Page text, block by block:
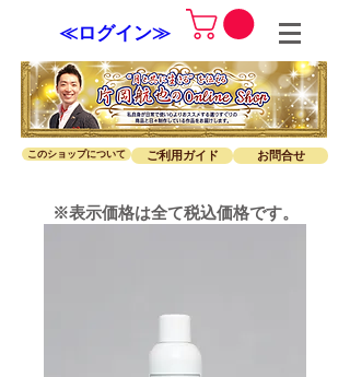
≪ログイン≫
このショップについて ご利用ガイド お問合せ
※表示価格は全て税込価格です。